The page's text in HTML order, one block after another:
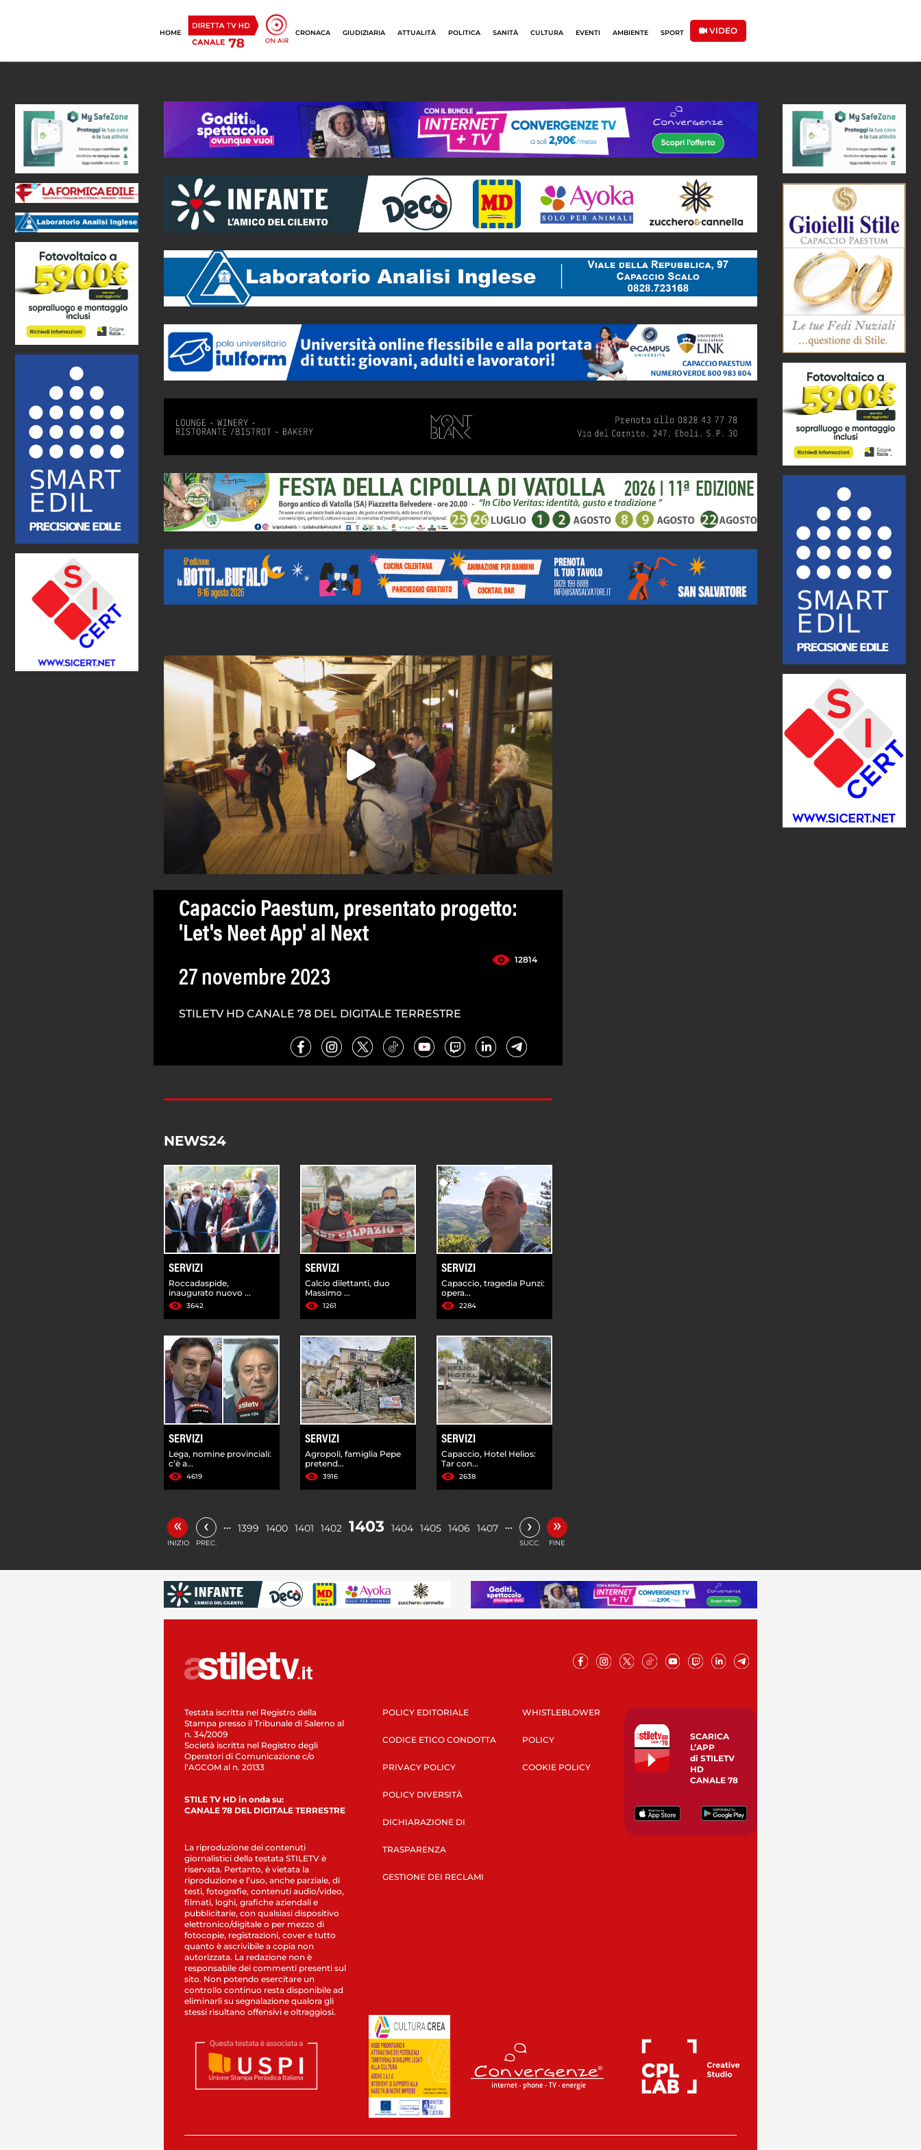
HOME CRONACA GIUDIZIARIA ATTUALITÀ POLITICA SANITÀ CULTURA EVENTI AMBIENTE SPORT VIDEO
Capaccio Paestum, presentato progetto:
'Let's Neet App' al Next
12814
27 novembre 2023
STILETV HD CANALE 78 DEL DIGITALE TERRESTRE
NEWS24
SERVIZI
Roccadaspide,
inaugurato nuovo ...
3642
SERVIZI
Calcio dilettanti, duo
Massimo ...
1261
SERVIZI
Capaccio, tragedia Punzi:
opera...
2284
SERVIZI
Lega, nomine provinciali:
c’è a...
4619
SERVIZI
Agropoli, famiglia Pepe
pretend...
3916
SERVIZI
Capaccio, Hotel Helios:
Tar con...
2638
«
INIZIO
‹
PREC.
… 1399 1400 1401 1402 1403 1404 1405 1406 1407 … ›
SUCC.
»
FINE
Testata iscritta nel Registro della
Stampa presso il Tribunale di Salerno al
n. 34/2009
Società iscritta nel Registro degli
Operatori di Comunicazione c/o
l’AGCOM al n. 20133
STILE TV HD in onda su:
CANALE 78 DEL DIGITALE TERRESTRE
La riproduzione dei contenuti
giornalistici della testata STILETV è
riservata. Pertanto, è vietata la
riproduzione e l’uso, anche parziale, di
testi, fotografie, contenuti audio/video,
filmati, loghi, grafiche aziendali e
pubblicitarie, con qualsiasi dispositivo
elettronico/digitale o per mezzo di
fotocopie, registrazioni, cover e tutto
quanto è ascrivibile a copia non
autorizzata. La redazione non è
responsabile dei commenti presenti sul
sito. Non potendo esercitare un
controllo continuo resta disponibile ad
eliminarli su segnalazione qualora gli
stessi risultano offensivi e oltraggiosi.
POLICY EDITORIALE
CODICE ETICO CONDOTTA
PRIVACY POLICY
POLICY DIVERSITÀ
DICHIARAZIONE DI
TRASPARENZA
GESTIONE DEI RECLAMI
WHISTLEBLOWER
POLICY
COOKIE POLICY
SCARICA
L’APP
di STILETV
HD
CANALE 78